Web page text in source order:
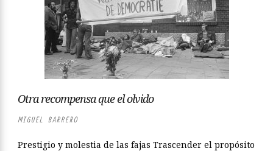
Otra recompensa que el olvido
MIGUEL BARRERO
Prestigio y molestia de las fajas Trascender el propósito